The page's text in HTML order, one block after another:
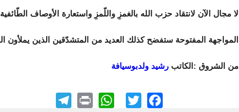
لا مجال الآن لانتقاد حزب الله بالغمزِ واللّمزِ واستعارة الأوصاف
المواجهة المفتوحة ستفضح كذلك العديد من المتشدّقين الذين
من الشروق :الكاتب رشيد ولدبوسيافة
Facebook
Twitter
WhatsApp
Print